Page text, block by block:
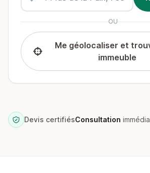
OU
Me géolocaliser et
immeuble
Devis certifiésConsultation